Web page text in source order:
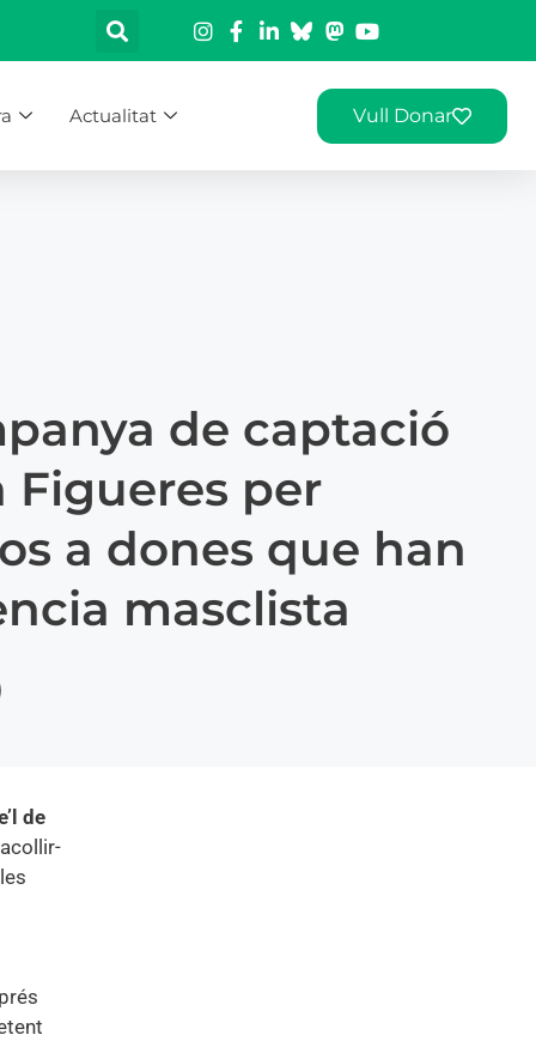
Actualitat Vull Donar
de captació
Figueres per
a dones que han
masclista
de